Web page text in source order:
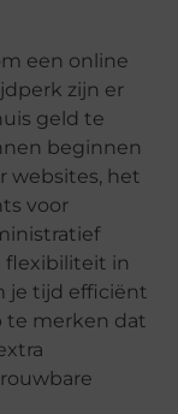
een online
zijn er
geld te
beginnen
websites, het
voor
flexibiliteit in
je tijd efficiënt
te merken dat